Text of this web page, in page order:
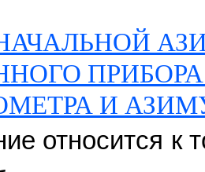
И
относится к